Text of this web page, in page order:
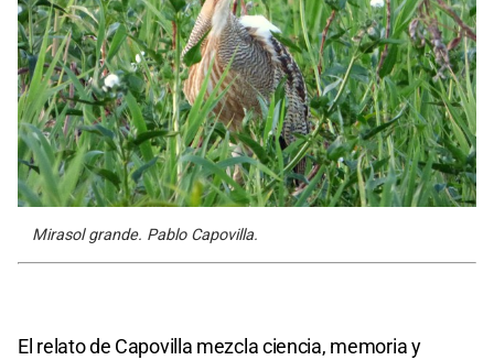
Mirasol grande. Pablo Capovilla.
El relato de Capovilla mezcla ciencia, memoria y